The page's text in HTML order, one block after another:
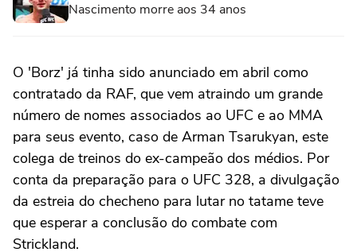
Nascimento morre aos 34 anos
O 'Borz' já tinha sido anunciado em abril como
contratado da RAF, que vem atraindo um grande
número de nomes associados ao UFC e ao MMA
para seus evento, caso de Arman Tsarukyan, este
colega de treinos do ex-campeão dos médios. Por
conta da preparação para o UFC 328, a divulgação
da estreia do checheno para lutar no tatame teve
que esperar a conclusão do combate com
Strickland.